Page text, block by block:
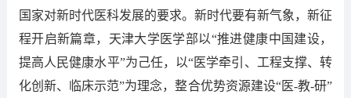
国家对新时代医科发展的要求。新时代要有新气象，新征
程开启新篇章，天津大学医学部以“推进健康中国建设，
提高人民健康水平”为己任，以“医学牵引、工程支撑、转
化创新、临床示范”为理念，整合优势资源建设“医-教-研”